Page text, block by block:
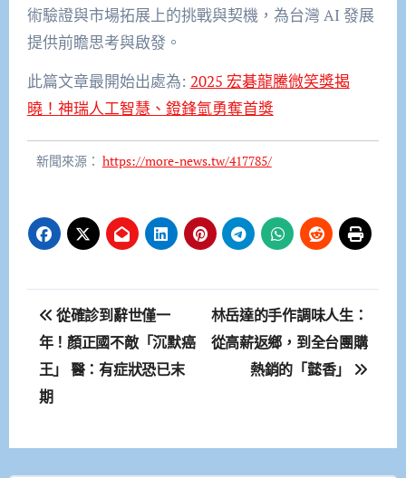
術驗證與市場拓展上的挑戰與契機，為台灣 AI 發展
提供前瞻思考與啟發。
此篇文章最開始出處為: 2025 宏碁龍騰微笑獎揭
曉！神瑞人工智慧、鐙鋒氫勇奪首獎
新聞來源： https://more-news.tw/417785/
文
章
導
從確診到辭世僅一
年！顏正國不敵「沉默癌
王」 醫：有症狀恐已末
期
林岳達的手作調味人生：
從高薪返鄉，到全台團購
熱銷的「懿香」